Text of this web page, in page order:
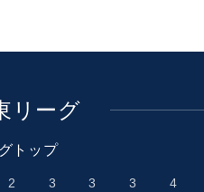
リーグ
トップ
2
3
3
3
4